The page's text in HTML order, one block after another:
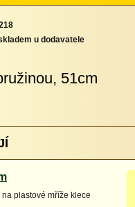
u dodavatele
51cm
plastové mříže klece